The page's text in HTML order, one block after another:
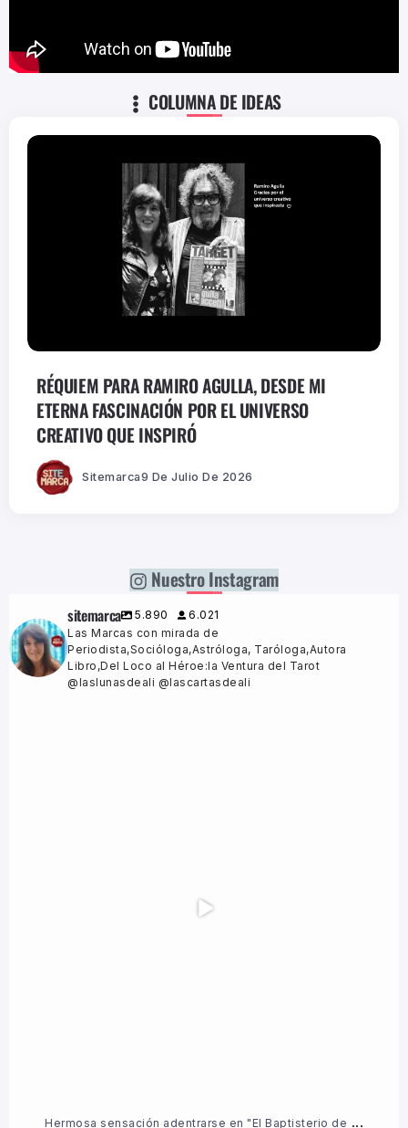
COLUMNA DE IDEAS
RÉQUIEM PARA RAMIRO AGULLA, DESDE MI
ETERNA FASCINACIÓN POR EL UNIVERSO
CREATIVO QUE INSPIRÓ
Sitemarca9 De Julio De 2026
sitemarca 5.890
6.021
Las Marcas con mirada de
Periodista,Socióloga,Astróloga, Taróloga,Autora
Libro,Del Loco al Héroe:la Ventura del Tarot
@laslunasdeali @lascartasdeali
Hermosa sensación adentrarse en "El Baptisterio de ...
Nuestro Instagram